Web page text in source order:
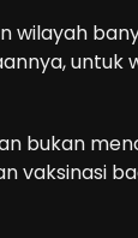
wilayah
untuk
bukan
vaksinasi